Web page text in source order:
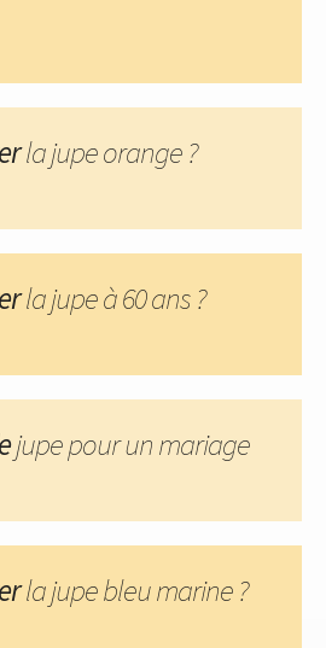
la jupe orange ?
la jupe à 60 ans ?
jupe pour un mariage
la jupe bleu marine ?